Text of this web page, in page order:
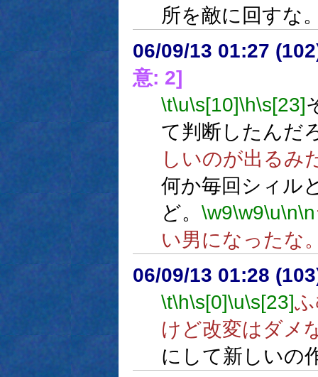
所を敵に回すな
06/09/13 01:27
意: 2]
\t\u\s[10]\h\s[23]
て判断したんだ
しいのが出るみ
何か毎回シィル
ど。 \w9\w9\u\n\n
い男になったな
06/09/13 01:28
\t\h\s[0]\u\s[23]
けど改変はダメ
にして新しいの